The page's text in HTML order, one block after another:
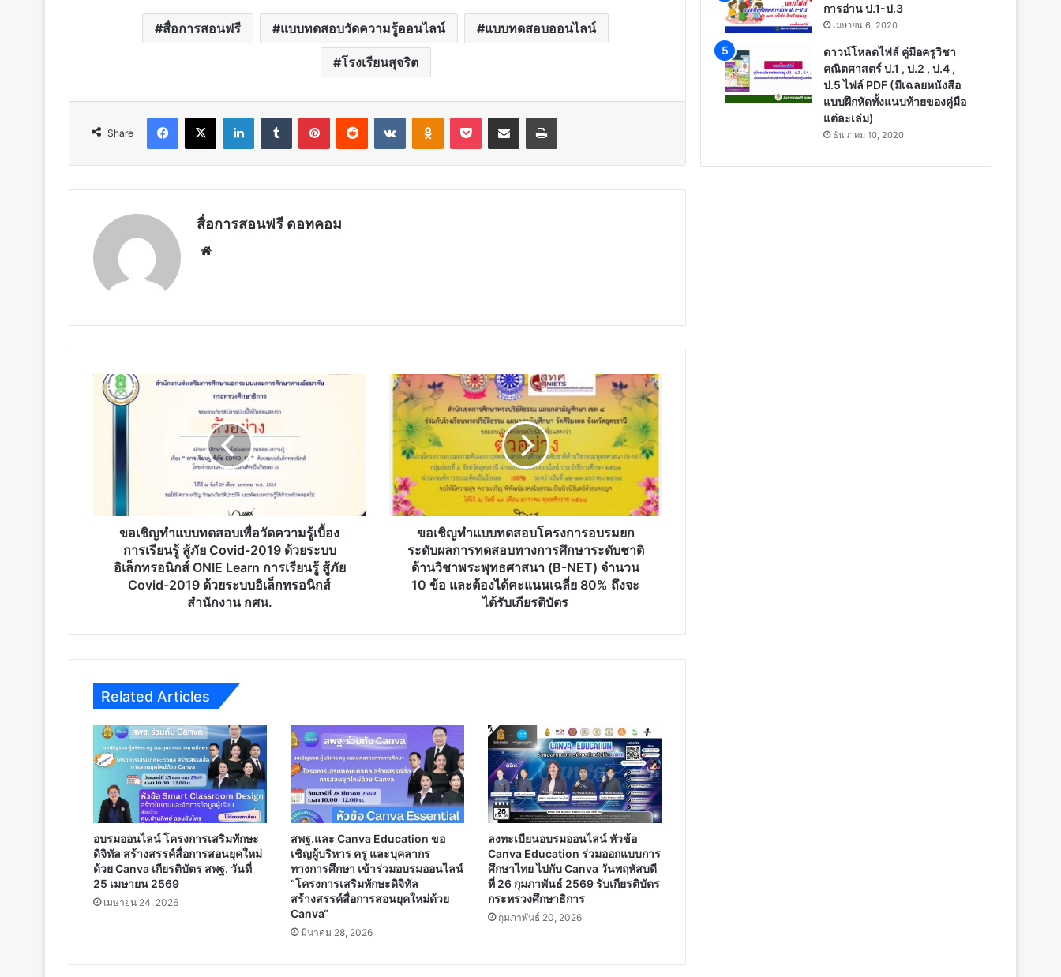
สื่อการสอนฟรี แบบทดสอบวัดความรู้ออนไลน์ แบบทดสอบออนไลน์
โรงเรียนสุจริต
Share
Facebook
X LinkedInTumblr PinterestReddit VKontakteOdnoklassniki
Pocket Share via Email Print
สื่อการสอนฟรี ดอทคอม
ขอ
เชิญ
ด้วย
อิเล็กทรอนิกส์
ONIE
Learn
การ
เรียน
ภัย
2019
ด้วย
ระบบ
อิเล็กทรอนิกส์
ขอเชิญทำแบบทดสอบเพื่อวัดความรู้เบื้อง
การเรียนรู้ สู้ภัย Covid-2019 ด้วยระบบ
อิเล็กทรอนิกส์ ONIE Learn การเรียนรู้ สู้ภัย
Covid-2019 ด้วยระบบอิเล็กทรอนิกส์
สำนักงาน กศน.
ขอ
เชิญ
ทำ
แบบ
ทดสอบ
โครงการ
อบรม
ยก
ระดับ
ทดสอบ
ทางการ
วิชา
NET)
จำนวน
10
ข้อ
ต้อง
คะแนน
เฉลี่ย
80%
ถึง
ขอเชิญทำแบบทดสอบโครงการอบรมยก
ระดับผลการทดสอบทางการศึกษาระดับชาติ
ด้านวิชาพระพุทธศาสนา (B-NET) จำนวน
10 ข้อ และต้องได้คะแนนเฉลี่ย 80% ถึงจะ
ได้รับเกียรติบัตร
Related Articles
อบรมออนไลน์ โครงการเสริมทักษะ
ดิจิทัล สร้างสรรค์สื่อการสอนยุคใหม่
ด้วย Canva เกียรติบัตร สพฐ. วันที่
25 เมษายน 2569
เมษายน 24, 2026
สพฐ.และ Canva Education ขอ
เชิญผู้บริหาร ครู และบุคลากร
ทางการศึกษา เข้าร่วมอบรมออนไลน์
“โครงการเสริมทักษะดิจิทัล
สร้างสรรค์สื่อการสอนยุคใหม่ด้วย
Canva“
มีนาคม 28, 2026
ลงทะเบียนอบรมออนไลน์ หัวข้อ
Canva Education ร่วมออกแบบการ
ศึกษาไทย ไปกับ Canva วันพฤหัสบดี
ที่ 26 กุมภาพันธ์ 2569 รับเกียรติบัตร
กระทรวงศึกษาธิการ
กุมภาพันธ์ 20, 2026
การอ่าน ป.1-ป.3
เมษายน 6, 2020
ดาวน์โหลดไฟล์ คู่มือครูวิชา
คณิตศาสตร์ ป.1 , ป.2 , ป.4 ,
ป.5 ไฟล์ PDF (มีเฉลยหนังสือ
แบบฝึกหัดทั้งแนบท้ายของคู่มือ
แต่ละเล่ม)
ธันวาคม 10, 2020